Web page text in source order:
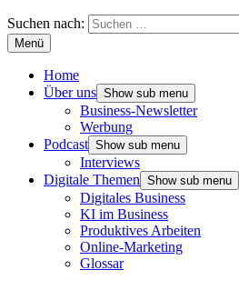
Suchen nach:
Menü
Home
Über uns Show sub menu
Business-Newsletter
Werbung
Podcast Show sub menu
Interviews
Digitale Themen Show sub menu
Digitales Business
KI im Business
Produktives Arbeiten
Online-Marketing
Glossar